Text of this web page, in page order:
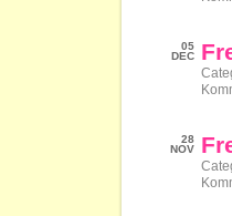
05
DEC
28
NOV